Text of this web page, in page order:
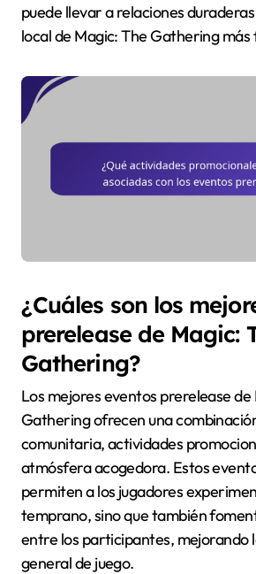
puede llevar a relaciones
local de Magic: The Gathering
¿Cuáles son los
prerelease de Magic:
Gathering?
Los mejores eventos prerelease de
Gathering ofrecen una
comunitaria, actividades
atmósfera acogedora. Estos
permiten a los jugadores
temprano, sino que también
entre los participantes, mejorando
general de juego.